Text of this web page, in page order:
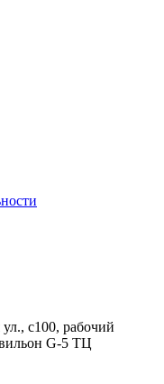
с100, рабочий
G-5 ТЦ